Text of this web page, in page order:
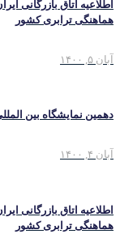
هماهنگی ترابری کشور
آبان ۵, ۱۴۰۰
دهمین نمایشگاه بین المللی
آبان ۴, ۱۴۰۰
هماهنگی ترابری کشور